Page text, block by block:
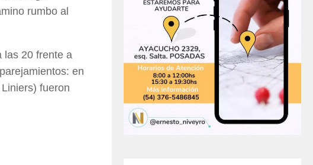
rumbo al
las 20 frente a
en
fueron